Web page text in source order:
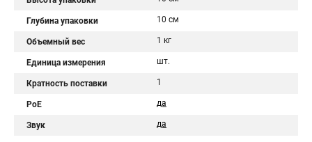
Глубина упаковки 10 см
Объемный вес 1 кг
Единица измерения шт.
Кратность поставки 1
PoE да
Звук да